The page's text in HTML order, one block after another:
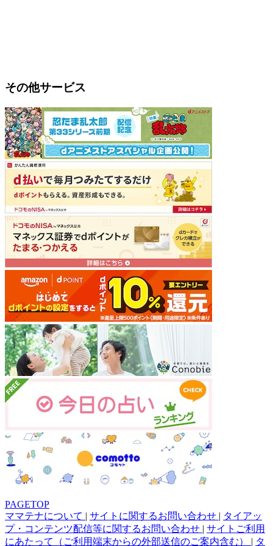
その他サービス
PAGETOP
ママテナについて | サイトに関するお問い合わせ | タイアッ
プ・コンテンツ配信等に関するお問い合わせ | サイトご利用
にあたって（ご利用端末からの外部送信のご案内含む） | タ